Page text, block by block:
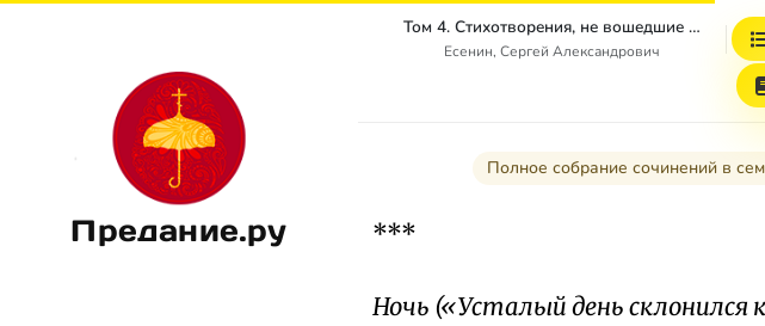
Предание.ру
Том 4. Стихотворения, не вошедшие в Собрание сочинений
Есенин, Сергей Александрович
Полное собрание сочинений в
***
Ночь («Усталый день склонился